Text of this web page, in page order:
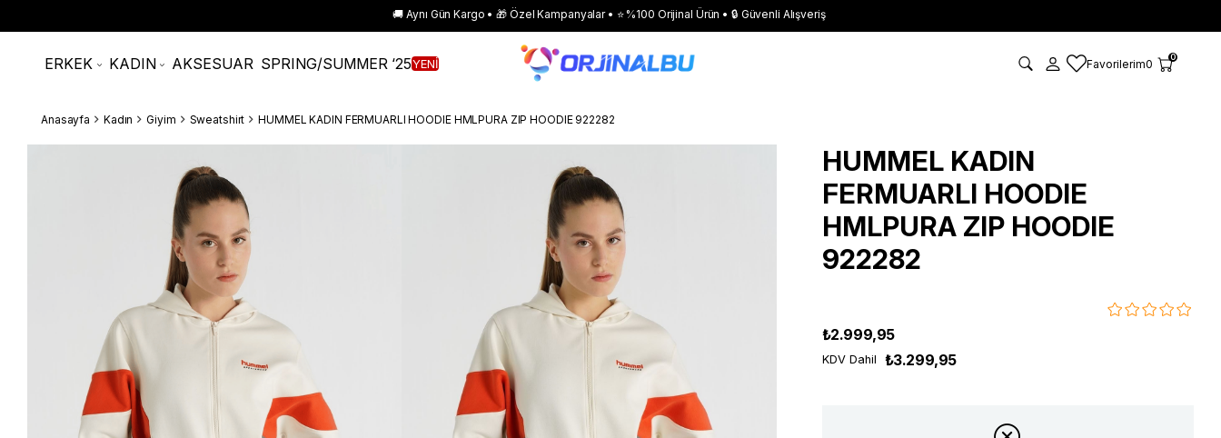
🚚 Aynı Gün Kargo • 🎁 Özel Kampanyalar • ⭐ %100 Orijinal Ürün • 🔒 Güvenli Alışveriş
ERKEK KADIN AKSESUAR SPRING/SUMMER ‘25YENİ Favorilerim0 0
Anasayfa Kadın Giyim Sweatshirt HUMMEL KADIN FERMUARLI HOODIE HMLPURA ZIP HOODIE 922282
HUMMEL KADIN
FERMUARLI HOODIE
HMLPURA ZIP HOODIE
922282
₺2.999,95
KDV Dahil ₺3.299,95